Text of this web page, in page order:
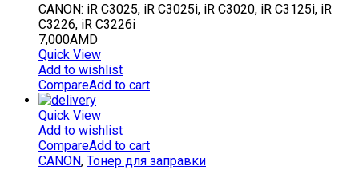
CANON: iR C3025, iR C3025i, iR C3020, iR C3125i, iR
C3226, iR C3226i
7,000AMD
Quick View
Add to wishlist
CompareAdd to cart
Quick View
Add to wishlist
CompareAdd to cart
CANON, Тонер для заправки